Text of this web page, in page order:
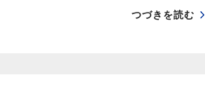
つづきを読む